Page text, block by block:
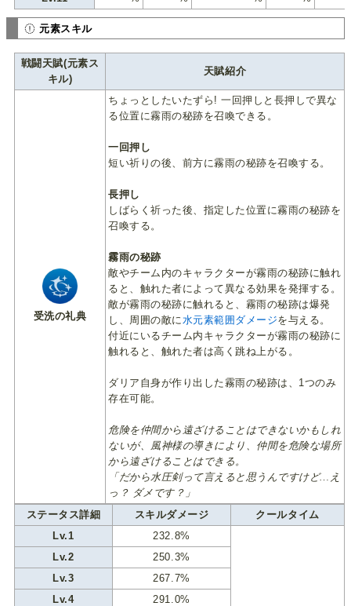
元素スキル
戦闘天賦(元素ス
キル)
天賦紹介
受洗の礼典
ちょっとしたいたずら! 一回押しと長押しで異な
る位置に霧雨の秘跡を召喚できる。
一回押し
短い祈りの後、前方に霧雨の秘跡を召喚する。
長押し
しばらく祈った後、指定した位置に霧雨の秘跡を
召喚する。
霧雨の秘跡
敵やチーム内のキャラクターが霧雨の秘跡に触れ
ると、触れた者によって異なる効果を発揮する。
敵が霧雨の秘跡に触れると、霧雨の秘跡は爆発
し、周囲の敵に 水元素範囲ダメージを与える。
付近にいるチーム内キャラクターが霧雨の秘跡に
触れると、触れた者は高く跳ね上がる。
ダリア自身が作り出した霧雨の秘跡は、1つのみ
存在可能。
危険を仲間から遠ざけることはできないかもしれ
ないが、風神様の導きにより、仲間を危険な場所
から遠ざけることはできる。
「だから水圧剣って言えると思うんですけど…え
っ？ ダメです？」
ステータス詳細
スキルダメージ
クールタイム
Lv.1
232.8%
Lv.2
250.3%
Lv.3
267.7%
Lv.4
291.0%